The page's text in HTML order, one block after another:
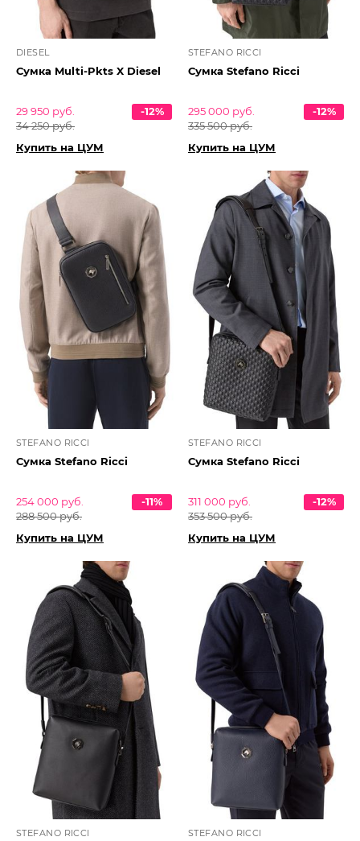
DIESEL
Сумка Multi-Pkts X Diesel
29 950 руб.
34 250 руб.
-12%
Купить на ЦУМ
STEFANO RICCI
Сумка Stefano Ricci
295 000 руб.
335 500 руб.
-12%
Купить на ЦУМ
STEFANO RICCI
Сумка Stefano Ricci
254 000 руб.
288 500 руб.
-11%
Купить на ЦУМ
STEFANO RICCI
Сумка Stefano Ricci
311 000 руб.
353 500 руб.
-12%
Купить на ЦУМ
STEFANO RICCI STEFANO RICCI